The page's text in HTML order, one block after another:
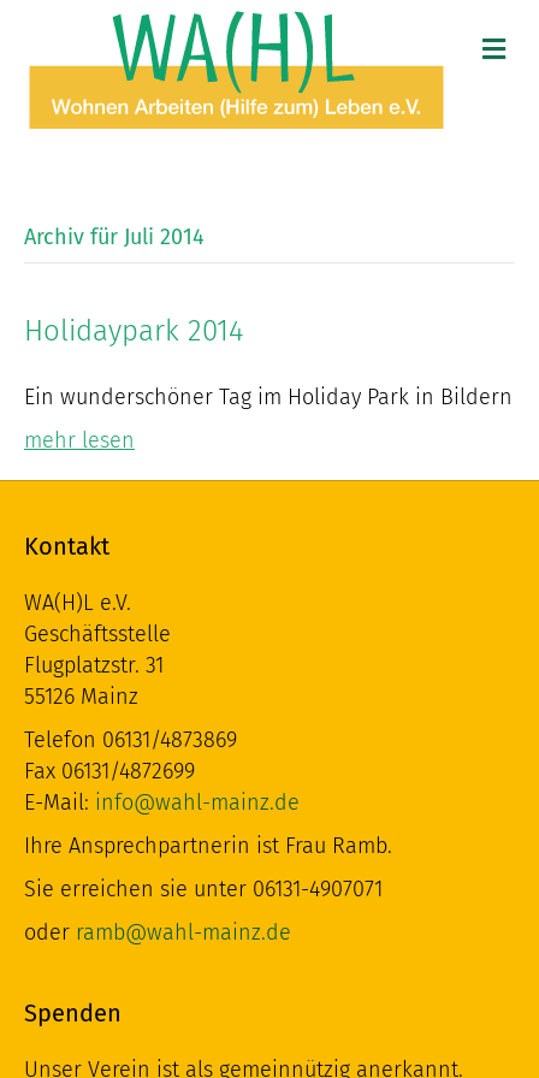
N
A
Archiv für Juli 2014
Holidaypark 2014
Ein wunderschöner Tag im Holiday Park in Bildern
mehr lesen
Kontakt
WA(H)L e.V.
Geschäftsstelle
Flugplatzstr. 31
55126 Mainz
Telefon 06131/4873869
Fax 06131/4872699
E-Mail: info@wahl-mainz.de
Ihre Ansprechpartnerin ist Frau Ramb.
Sie erreichen sie unter 06131-4907071
oder ramb@wahl-mainz.de
Spenden
Unser Verein ist als gemeinnützig anerkannt.